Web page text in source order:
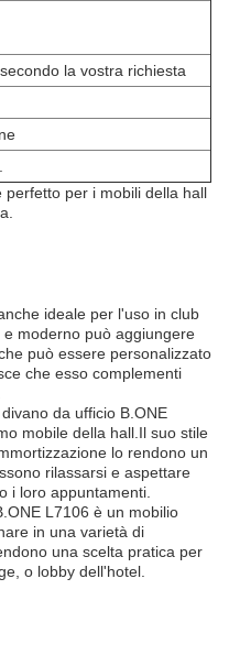
la vostra richiesta
per i mobili della hall
ideale per l'uso in club
moderno può aggiungere
può essere personalizzato
che esso complementi
da ufficio B.ONE
mobile della hall.Il suo stile
lo rendono un
rilassarsi e aspettare
i loro appuntamenti.
L7106 è un mobilio
in una varietà di
una scelta pratica per
o lobby dell'hotel.